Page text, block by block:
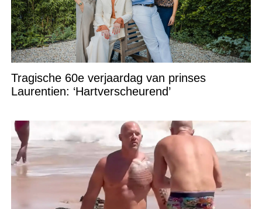
Tragische 60e verjaardag van prinses
Laurentien: ‘Hartverscheurend’